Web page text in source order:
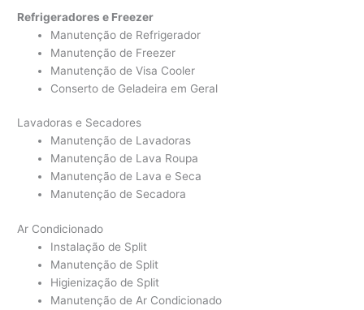
Refrigeradores e Freezer
Manutenção de Refrigerador
Manutenção de Freezer
Manutenção de Visa Cooler
Conserto de Geladeira em Geral
Lavadoras e Secadores
Manutenção de Lavadoras
Manutenção de Lava Roupa
Manutenção de Lava e Seca
Manutenção de Secadora
Ar Condicionado
Instalação de Split
Manutenção de Split
Higienização de Split
Manutenção de Ar Condicionado